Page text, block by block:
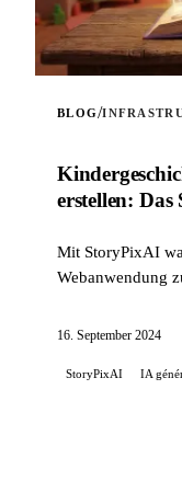
BLOG/
erstellen:
Mit StoryPixAI
Webanwendung
durch ...
16. September 2024
StoryPixAI IA